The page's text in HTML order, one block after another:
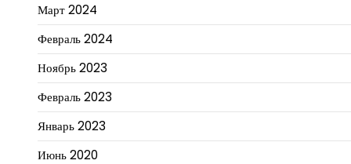
Март 2024
Февраль 2024
Ноябрь 2023
Февраль 2023
Январь 2023
Июнь 2020